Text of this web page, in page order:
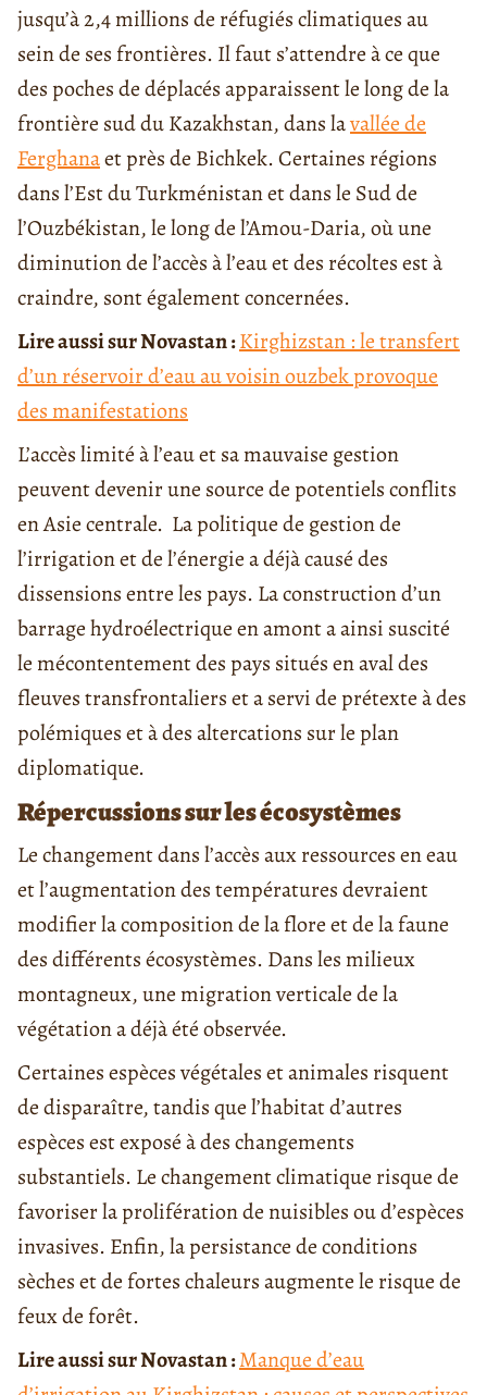
jusqu’à 2,4 millions de réfugiés climatiques au
sein de ses frontières. Il faut s’attendre à ce que
des poches de déplacés apparaissent le long de la
frontière sud du Kazakhstan, dans lavallée de
Ferghanaet près de Bichkek. Certaines régions
dans l’Est du Turkménistan et dans le Sud de
l’Ouzbékistan, le long de l’Amou-Daria, où une
diminution de l’accès à l’eau et des récoltes est à
craindre, sont également concernées.
Lire aussi sur Novastan :Kirghizstan : le transfert
d’un réservoir d’eau au voisin ouzbek provoque
des manifestations
L’accès limité à l’eau et sa mauvaise gestion
peuvent devenir une source de potentiels conflits
en Asie centrale. La politique de gestion de
l’irrigation et de l’énergie a déjà causé des
dissensions entre les pays. La construction d’un
barrage hydroélectrique en amont a ainsi suscité
le mécontentement des pays situés en aval des
fleuves transfrontaliers et a servi de prétexte à des
polémiques et à des altercations sur le plan
diplomatique.
Répercussions sur les écosystèmes
Le changement dans l’accès aux ressources en eau
et l’augmentation des températures devraient
modifier la composition de la flore et de la faune
des différents écosystèmes. Dans les milieux
montagneux, une migration verticale de la
végétation a déjà été observée.
Certaines espèces végétales et animales risquent
de disparaître, tandis que l’habitat d’autres
espèces est exposé à des changements
substantiels. Le changement climatique risque de
favoriser la prolifération de nuisibles ou d’espèces
invasives. Enfin, la persistance de conditions
sèches et de fortes chaleurs augmente le risque de
feux de forêt.
Lire aussi sur Novastan :Manque d’eau